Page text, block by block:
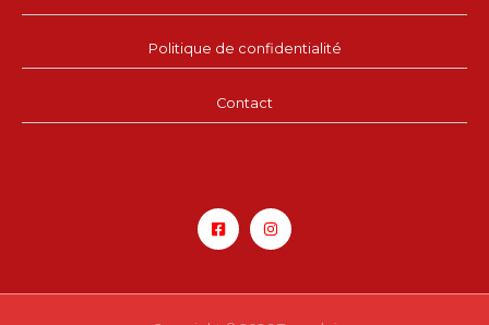
Politique de confidentialité
Contact